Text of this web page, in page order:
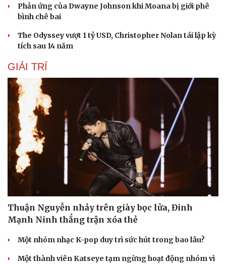
Du lịch
Săn Tour
check-in
Đọc truyện đêm khuya
Phản ứng của Dwayne Johnson khi Moana bị giới phê
bình chê bai
The Odyssey vượt 1 tỷ USD, Christopher Nolan tái lập kỳ
tích sau 14 năm
GIẢI TRÍ
Thuận Nguyễn nhảy trên giày bọc lửa, Đinh
Mạnh Ninh thắng trận xóa thẻ
Một nhóm nhạc K-pop duy trì sức hút trong bao lâu?
Một thành viên Katseye tạm ngừng hoạt động nhóm vì